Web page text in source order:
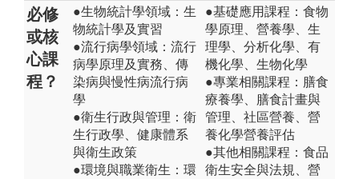
必修
或核
心課
程？
●生物統計學領域：生
物統計學及實習
●流行病學領域：流行
病學原理及實務、傳
染病與慢性病流行病
學
●衛生行政與管理：衛
生行政學、健康體系
與衛生政策
●環境與職業衛生：環
●基礎應用課程：食物
學原理、營養學、生
理學、分析化學、有
機化學、生物化學
●專業相關課程：膳食
療養學、膳食計畫與
管理、社區營養、營
養化學營養評估
●其他相關課程：食品
衛生安全與法規、營